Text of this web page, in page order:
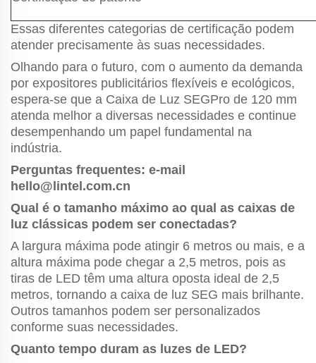
Essas diferentes categorias de certificação podem
atender precisamente às suas necessidades.
Olhando para o futuro, com o aumento da demanda
por expositores publicitários flexíveis e ecológicos,
espera-se que a Caixa de Luz SEGPro de 120 mm
atenda melhor a diversas necessidades e continue
desempenhando um papel fundamental na
indústria.
Perguntas frequentes: e-mail
hello@lintel.com.cn
Qual é o tamanho máximo ao qual as caixas de
luz clássicas podem ser conectadas?
A largura máxima pode atingir 6 metros ou mais, e a
altura máxima pode chegar a 2,5 metros, pois as
tiras de LED têm uma altura oposta ideal de 2,5
metros, tornando a caixa de luz SEG mais brilhante.
Outros tamanhos podem ser personalizados
conforme suas necessidades.
Quanto tempo duram as luzes de LED?